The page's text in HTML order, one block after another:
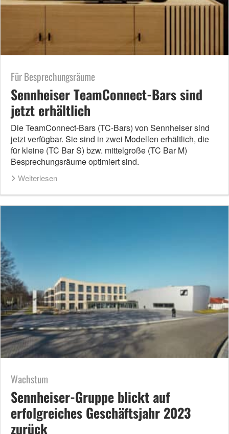
Für Besprechungsräume
Sennheiser TeamConnect-Bars sind
jetzt erhältlich
Die TeamConnect-Bars (TC-Bars) von Sennheiser sind
jetzt verfügbar. Sie sind in zwei Modellen erhältlich, die
für kleine (TC Bar S) bzw. mittelgroße (TC Bar M)
Besprechungsräume optimiert sind.
Weiterlesen
Wachstum
Sennheiser-Gruppe blickt auf
erfolgreiches Geschäftsjahr 2023
zurück